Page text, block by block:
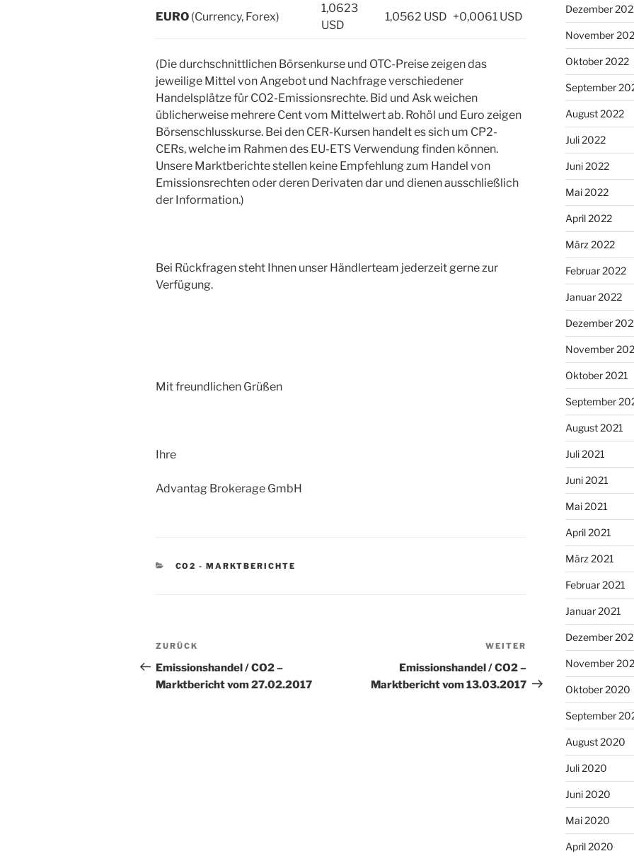
EURO (Currency, Forex)
1,0623
USD
1,0562 USD +0,0061 USD
(Die durchschnittlichen Börsenkurse und OTC-Preise zeigen das
jeweilige Mittel von Angebot und Nachfrage verschiedener
Handelsplätze für CO2-Emissionsrechte. Bid und Ask weichen
üblicherweise mehrere Cent vom Mittelwert ab. Rohöl und Euro zeigen
Börsenschlusskurse. Bei den CER-Kursen handelt es sich um CP2-
CERs, welche im Rahmen des EU-ETS Verwendung finden können.
Unsere Marktberichte stellen keine Empfehlung zum Handel von
Emissionsrechten oder deren Derivaten dar und dienen ausschließlich
der Information.)
Bei Rückfragen steht Ihnen unser Händlerteam jederzeit gerne zur
Verfügung.
Mit freundlichen Grüßen
Ihre
Advantag Brokerage GmbH
KATEGORIEN
CO2 - MARKTBERICHTE
Beitragsnavigation
Vorheriger
Beitrag
ZURÜCK
Emissionshandel / CO2 –
Marktbericht vom 27.02.2017
Nächster
Beitrag
WEITER
Emissionshandel / CO2 –
Marktbericht vom 13.03.2017
Dezember
November
Oktober 2022
September
August 2022
Juli 2022
Juni 2022
Mai 2022
April 2022
März 2022
Februar 2022
Januar 2022
Dezember
November
Oktober 2021
September
August 2021
Juli 2021
Juni 2021
Mai 2021
April 2021
März 2021
Februar 2021
Januar 2021
Dezember
November
Oktober 2020
September
August 2020
Juli 2020
Juni 2020
Mai 2020
April 2020